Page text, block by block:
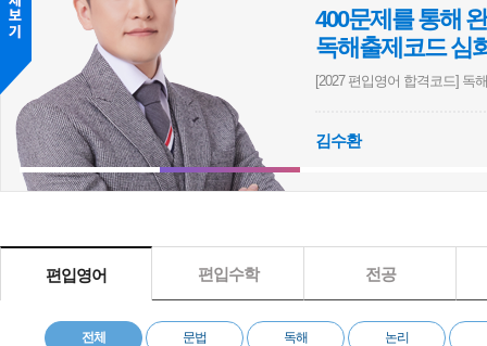
400문제를 통해
독해출제코드 심
[2027 편입영어 합격코드] 독
김수환
화
[이정민] [2027 BIOstory] 의학계열 편입생물 심화 1000제 문제풀이
영어
[이지훈] [2027 쉬운편입]
편입영어
전체 문법 독해 논리
편입수학 전공